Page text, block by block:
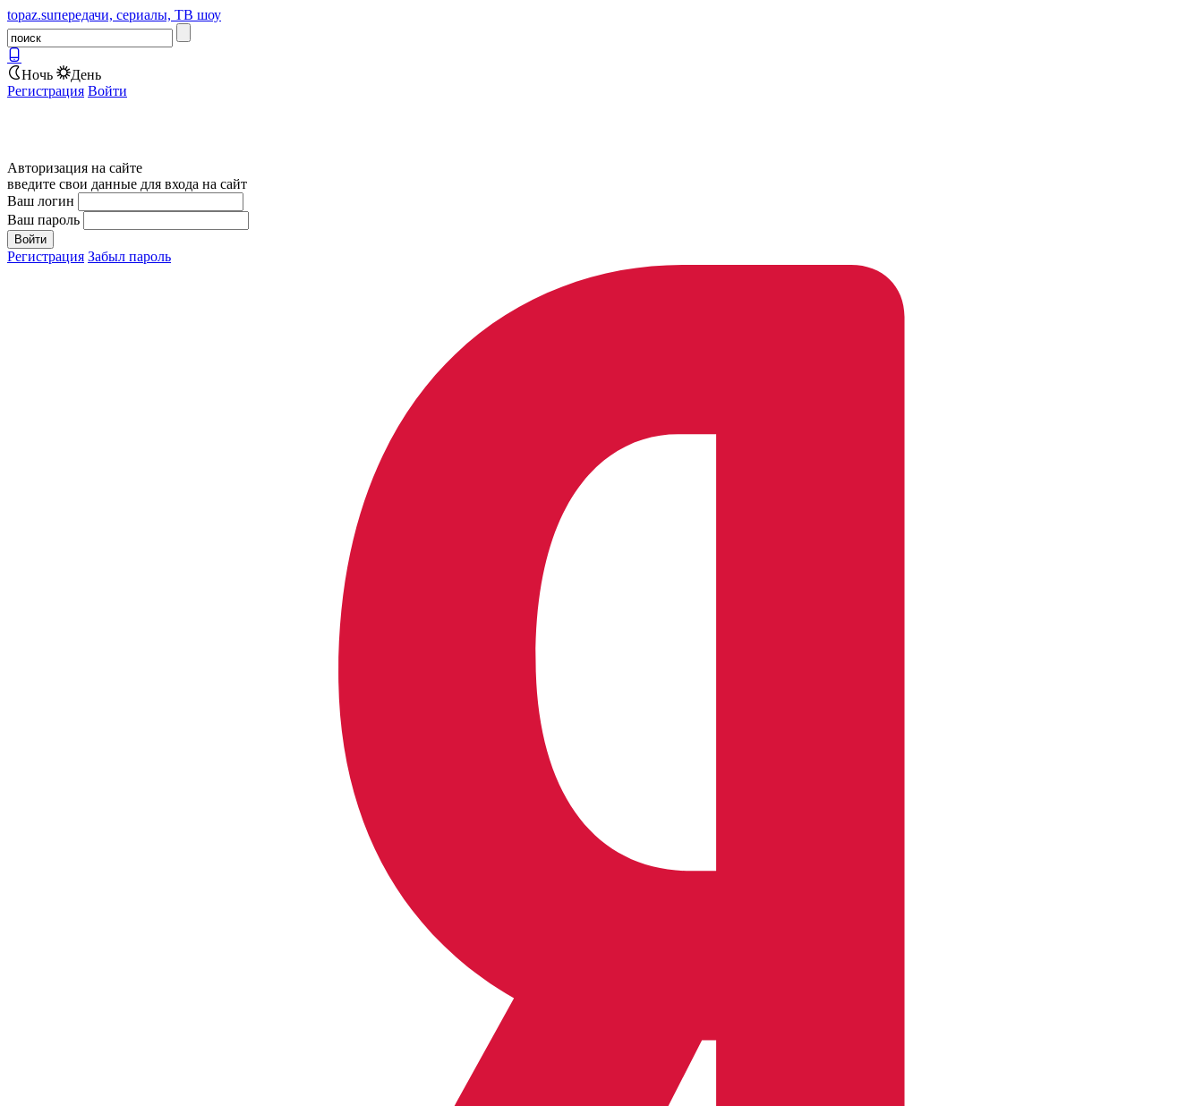
topaz.suпередачи, сериалы, ТВ шоу
Ночь
День
Регистрация Войти
Авторизация на сайте
введите свои данные для входа на сайт
Ваш логин
Ваш пароль
Регистрация Забыл пароль